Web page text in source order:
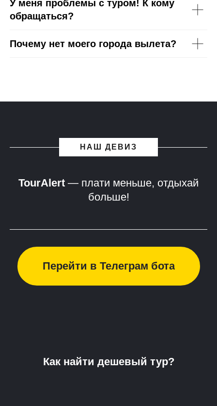
У меня проблемы с туром! К кому
обращаться?
Почему нет моего города вылета?
НАШ ДЕВИЗ
TourAlert — плати меньше, отдыхай
больше!
Перейти в Телеграм бота
Как найти дешевый тур?